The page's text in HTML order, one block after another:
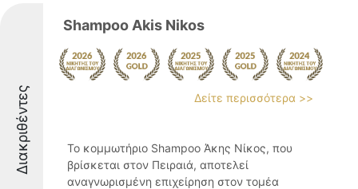
Διακριθέντες
Shampoo Akis Nikos
Δείτε περισσότερα >>
Το κομμωτήριο Shampoo Άκης Νίκος, που
βρίσκεται στον Πειραιά, αποτελεί
αναγνωρισμένη επιχείρηση στον τομέα